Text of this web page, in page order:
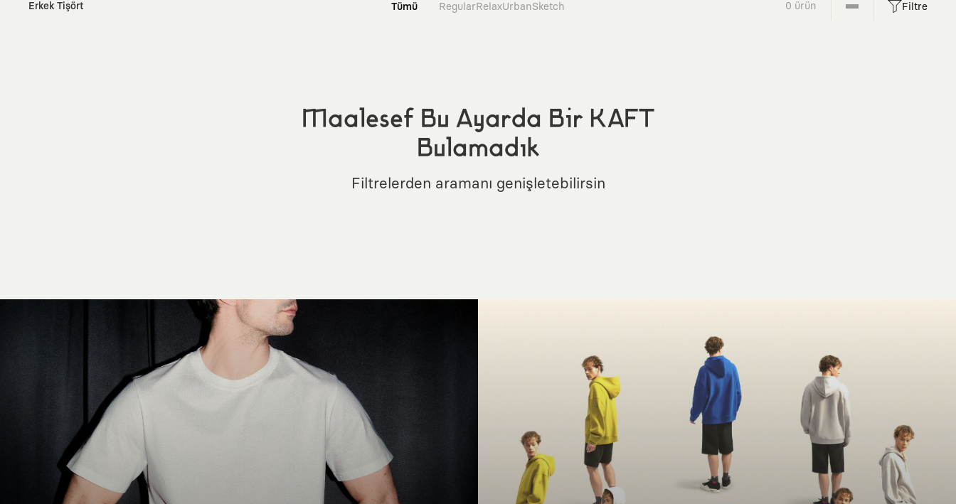
Erkek Tişört Tümü RegularRelaxUrbanSketch 0 ürün Filtre
Maalesef Bu Ayarda Bir KAFT
Bulamadık
Filtrelerden aramanı genişletebilirsin